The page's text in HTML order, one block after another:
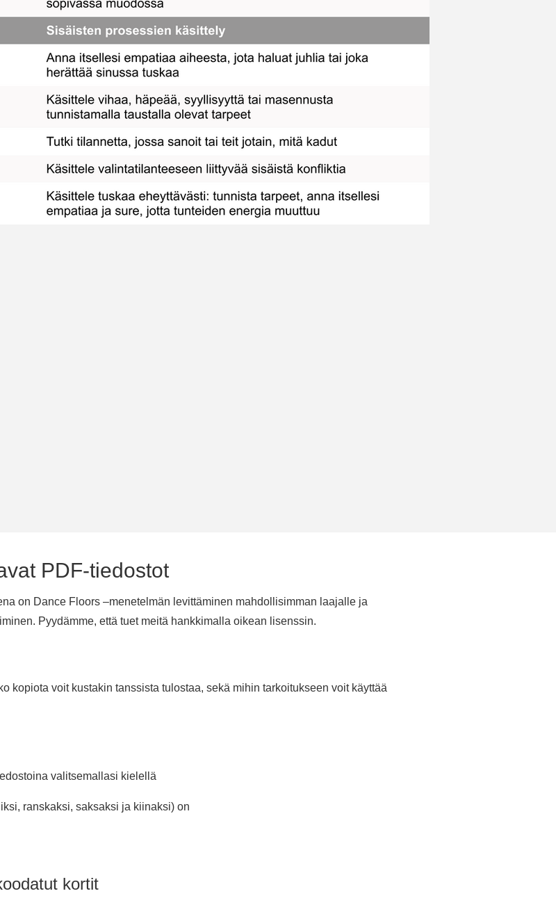
PDF-tiedostot
on Dance Floors –menetelmän levittäminen mahdollisimman laajalle ja
Pyydämme, että tuet meitä hankkimalla oikean lisenssin.
kopiota voit kustakin tanssista tulostaa, sekä mihin tarkoitukseen voit käyttää
valitsemallasi kielellä
ranskaksi, saksaksi ja kiinaksi) on
kortit